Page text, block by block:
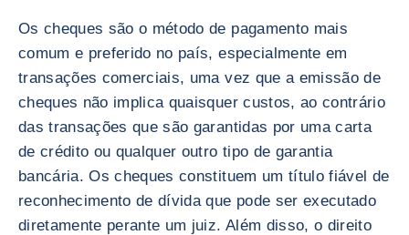
Os cheques são o método de pagamento mais
comum e preferido no país, especialmente em
transações comerciais, uma vez que a emissão de
cheques não implica quaisquer custos, ao contrário
das transações que são garantidas por uma carta
de crédito ou qualquer outro tipo de garantia
bancária. Os cheques constituem um título fiável de
reconhecimento de dívida que pode ser executado
diretamente perante um juiz. Além disso, o direito